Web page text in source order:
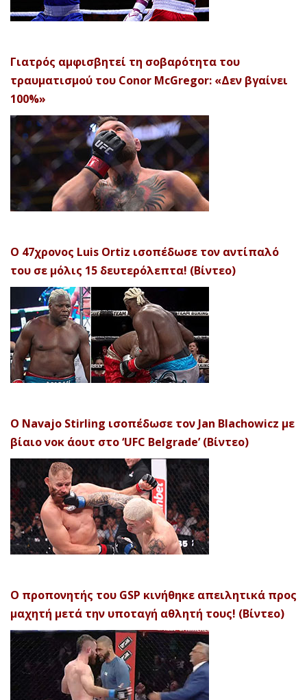
Γιατρός αμφισβητεί τη σοβαρότητα του
τραυματισμού του Conor McGregor: «Δεν βγαίνει
100%»
Ο 47χρονος Luis Ortiz ισοπέδωσε τον αντίπαλό
του σε μόλις 15 δευτερόλεπτα! (Βίντεο)
Ο Navajo Stirling ισοπέδωσε τον Jan Blachowicz με
βίαιο νοκ άουτ στο ‘UFC Belgrade’ (Βίντεο)
Ο προπονητής του GSP κινήθηκε απειλητικά προς
μαχητή μετά την υποταγή αθλητή τους! (Βίντεο)